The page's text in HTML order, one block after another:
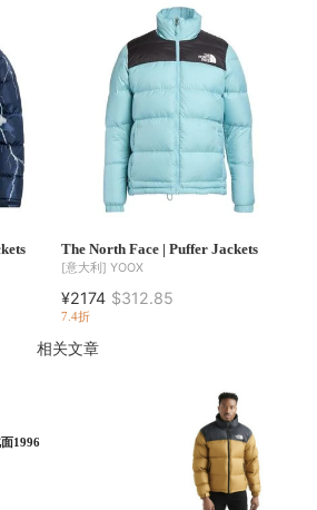
The North Face | Puffer Jackets
[意大利]YOOX
¥2174 $312.85
7.4折
相关文章
1996